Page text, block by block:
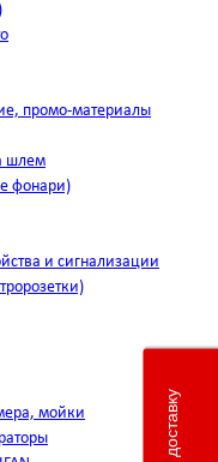
промо-материалы
шлем
фонари)
и сигнализации
мойки